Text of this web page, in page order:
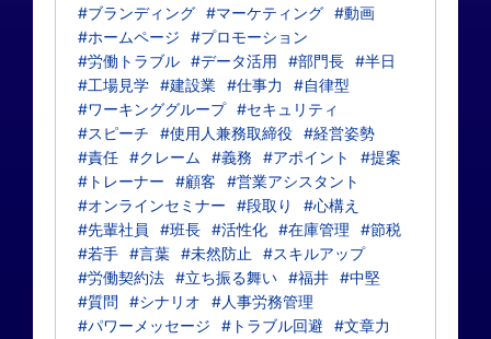
#ブランディング #マーケティング #動画
#ホームページ
#プロモーション
#労働トラブル #データ活用 #部門長 #半日
#工場見学 #建設業 #仕事力
#自律型
#ワーキンググループ #セキュリティ
#スピーチ
#使用人兼務取締役 #経営姿勢
#責任 #クレーム #義務 #アポイント
#提案
#トレーナー
#顧客
#営業アシスタント
#オンラインセミナー
#段取り
#心構え
#先輩社員
#班長 #活性化 #在庫管理
#節税
#若手 #言葉 #未然防止
#スキルアップ
#労働契約法 #立ち振る舞い #福井 #中堅
#質問
#シナリオ
#人事労務管理
#パワーメッセージ
#トラブル回避
#文章力